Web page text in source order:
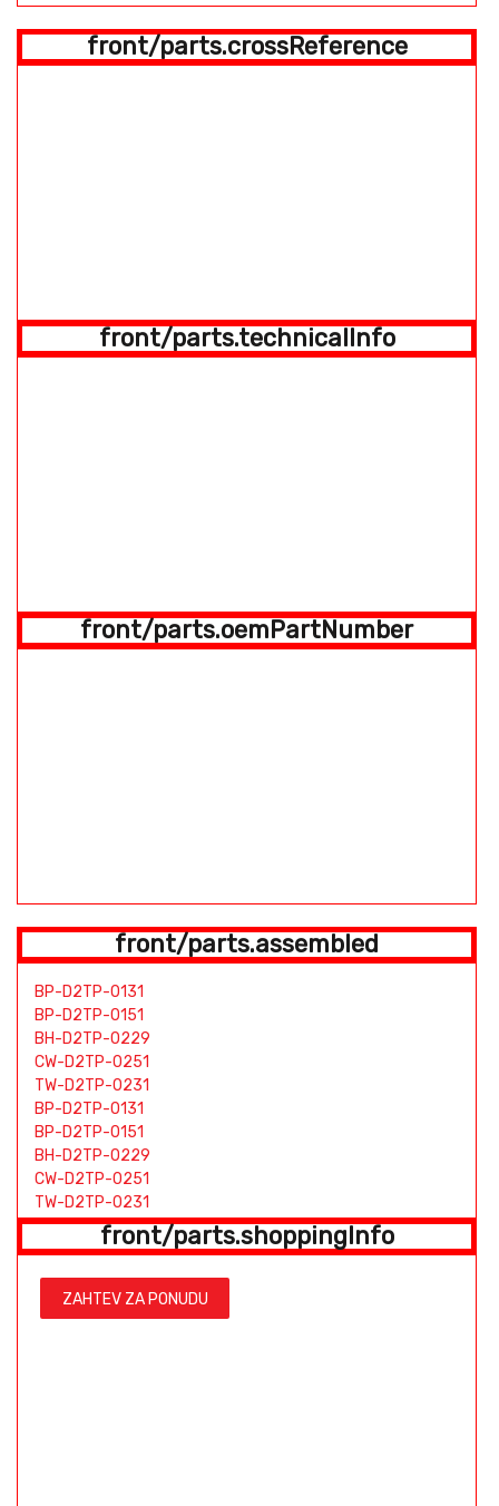
front/parts.crossReference
front/parts.technicalInfo
front/parts.oemPartNumber
front/parts.assembled
BP-D2TP-0131
BP-D2TP-0151
BH-D2TP-0229
CW-D2TP-0251
TW-D2TP-0231
BP-D2TP-0131
BP-D2TP-0151
BH-D2TP-0229
CW-D2TP-0251
TW-D2TP-0231
BP-D2TP-0131
BP-D2TP-0151
CW-D2TP-0251
TW-D2TP-0231
front/parts.shoppingInfo
ZAHTEV ZA PONUDU